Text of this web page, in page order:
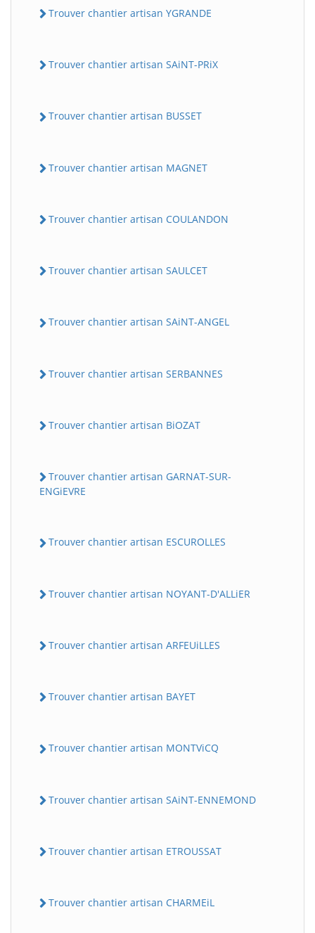
Trouver chantier artisan YGRANDE
Trouver chantier artisan SAiNT-PRiX
Trouver chantier artisan BUSSET
Trouver chantier artisan MAGNET
Trouver chantier artisan COULANDON
Trouver chantier artisan SAULCET
Trouver chantier artisan SAiNT-ANGEL
Trouver chantier artisan SERBANNES
Trouver chantier artisan BiOZAT
Trouver chantier artisan GARNAT-SUR-
ENGiEVRE
Trouver chantier artisan ESCUROLLES
Trouver chantier artisan NOYANT-D'ALLiER
Trouver chantier artisan ARFEUiLLES
Trouver chantier artisan BAYET
Trouver chantier artisan MONTViCQ
Trouver chantier artisan SAiNT-ENNEMOND
Trouver chantier artisan ETROUSSAT
Trouver chantier artisan CHARMEiL